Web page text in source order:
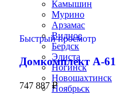
Камышин
Мурино
Арзамас
Видное
Бердск
Элиста
Ногинск
Новошахтинск
Ноябрьск
Быстрый просмотр
Домкомплект А-61
747 887₽